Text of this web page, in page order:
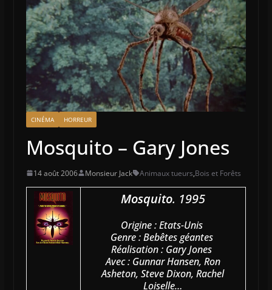
CINÉMA HORREUR
Mosquito – Gary Jones
14 août 2006 Monsieur Jack Animaux tueurs,Bois et Forêts
Mosquito. 1995
Origine : Etats-Unis
Genre : Bebêtes géantes
Réalisation : Gary Jones
Avec : Gunnar Hansen, Ron
Asheton, Steve Dixon, Rachel
Loiselle…